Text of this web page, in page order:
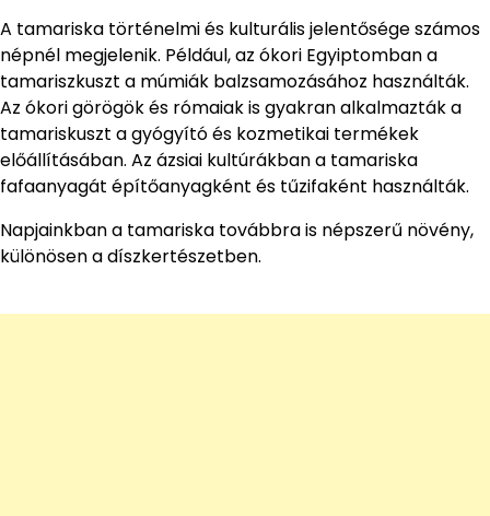
A tamariska történelmi és kulturális jelentősége számos
népnél megjelenik. Például, az ókori Egyiptomban a
tamariszkuszt a múmiák balzsamozásához használták.
Az ókori görögök és rómaiak is gyakran alkalmazták a
tamariskuszt a gyógyító és kozmetikai termékek
előállításában. Az ázsiai kultúrákban a tamariska
fafaanyagát építőanyagként és tűzifaként használták.
Napjainkban a tamariska továbbra is népszerű növény,
különösen a díszkertészetben.